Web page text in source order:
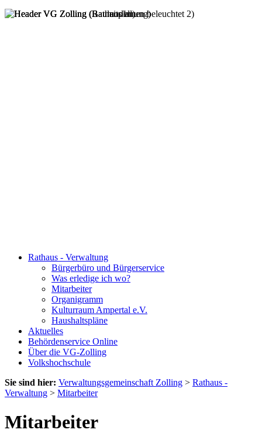
Rathaus - Verwaltung
Bürgerbüro und Bürgerservice
Was erledige ich wo?
Mitarbeiter
Organigramm
Kulturraum Ampertal e.V.
Haushaltspläne
Aktuelles
Behördenservice Online
Über die VG-Zolling
Volkshochschule
Sie sind hier: Verwaltungsgemeinschaft Zolling > Rathaus -
Verwaltung > Mitarbeiter
Mitarbeiter